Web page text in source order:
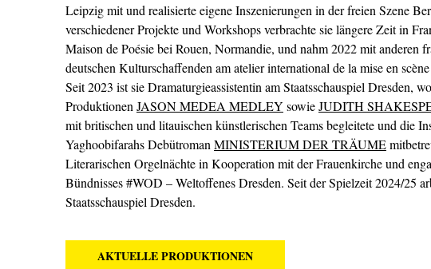
Leipzig mit und realisierte eigene Inszenierungen in der freien Szene
verschiedener Projekte und Workshops verbrachte sie längere Zeit in
Maison de Poésie bei Rouen, Normandie, und nahm 2022 mit anderen
deutschen Kulturschaffenden am atelier international de la mise en
Seit 2023 ist sie Dramaturgieassistentin am Staatsschauspiel Dresden,
Produktionen JASON MEDEA MEDLEY sowieJUDITH
mit britischen und litauischen künstlerischen Teams begleitete und die
Yaghoobifarahs Debütroman MINISTERIUM DER TRÄUME
Literarischen Orgelnächte in Kooperation mit der Frauenkirche und
Bündnisses #WOD – Weltoffenes Dresden. Seit der Spielzeit 2024/25
Staatsschauspiel Dresden.
AKTUELLE PRODUKTIONEN